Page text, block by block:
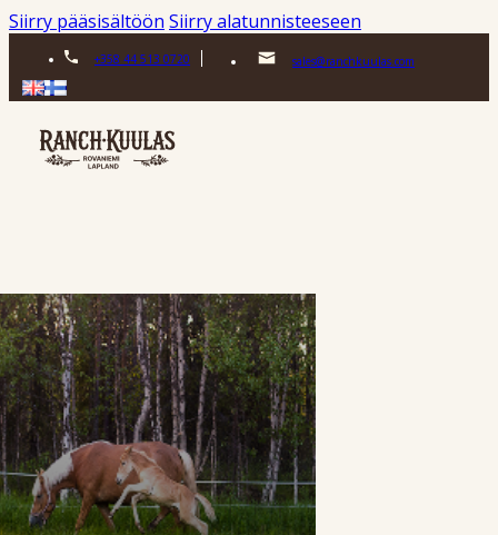
Siirry pääsisältöön Siirry alatunnisteeseen
+358 44 513 0720 sales@ranchkuulas.com